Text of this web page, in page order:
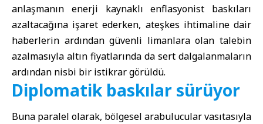
anlaşmanın enerji kaynaklı enflasyonist baskıları
azaltacağına işaret ederken, ateşkes ihtimaline dair
haberlerin ardından güvenli limanlara olan talebin
azalmasıyla altın fiyatlarında da sert dalgalanmaların
ardından nisbi bir istikrar görüldü.
Diplomatik baskılar sürüyor
Buna paralel olarak, bölgesel arabulucular vasıtasıyla